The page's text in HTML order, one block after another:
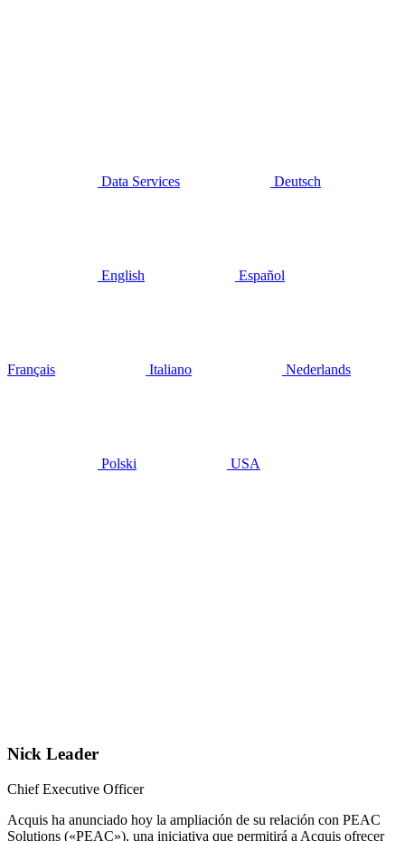
Data Services Deutsch
English Español
Français Italiano Nederlands
Polski
USA
Nick Leader
Chief Executive Officer
Acquis ha anunciado hoy la ampliación de su relación con PEAC
Solutions («PEAC»), una iniciativa que permitirá a Acquis ofrecer